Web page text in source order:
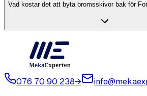
Vad kostar det att byta bromsskivor bak för
076 70 90 238→